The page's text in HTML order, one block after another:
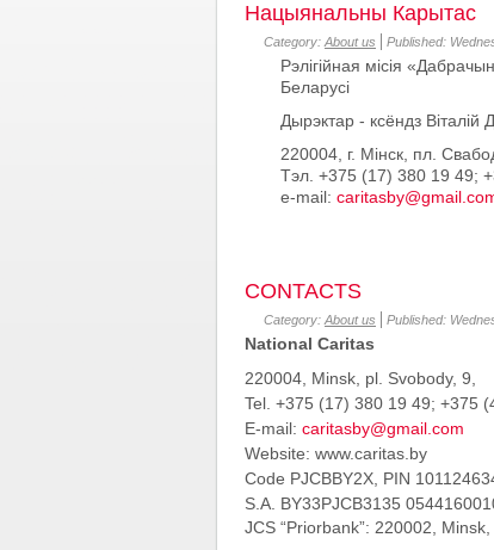
Нацыянальны Карытас
Category: About us Published:
Рэлігійная місія
Беларусі
Дырэктар - ксёндз Віталій
220004, г. Мінск, пл.
Тэл. +375 (17) 380 19 49;
e-mail:
CONTACTS
Category: About us Published:
National Caritas
220004, Minsk, pl. Svobody, 9,
Tel. +375 (17) 380 19 49; +375
E-mail: caritasby@gmail.com
Website: www.caritas.by
Code PJCBBY2X PIN
S.A. BY33PJCB3135
JCS “Priorbank”: 220002,